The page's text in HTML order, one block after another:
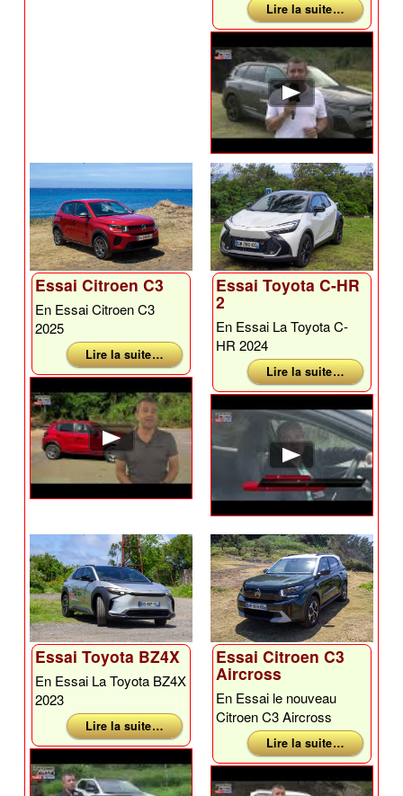
Lire la suite …
Essai Citroen C3
En Essai Citroen C3
2025
Lire la suite …
Essai Toyota C-HR
2
En Essai La Toyota C-
HR 2024
Lire la suite …
Essai Toyota BZ4X
En Essai La Toyota BZ4X
2023
Lire la suite …
Essai Citroen C3
Aircross
En Essai le nouveau
Citroen C3 Aircross
Lire la suite …